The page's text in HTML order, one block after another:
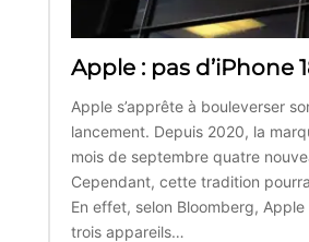
Apple : pas d’iPhone
Apple s’apprête à bouleverser
lancement. Depuis 2020, la
mois de septembre quatre
Cependant, cette tradition
En effet, selon Bloomberg,
trois appareils…